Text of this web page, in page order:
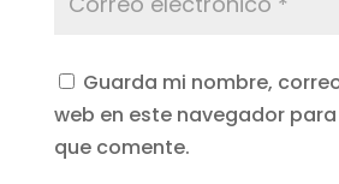
Guarda mi nombre,
web en este navegador
que comente.